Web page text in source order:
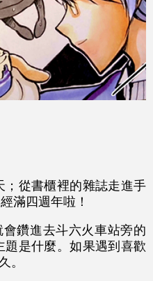
；從書櫃裡的雜誌走進手
滿四週年啦！
鑽進去斗六火車站旁的
題是什麼。如果遇到喜歡
。